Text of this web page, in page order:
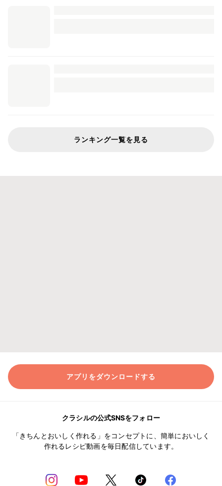
ランキング一覧を見る
アプリをダウンロードする
クラシルの公式SNSをフォロー
「きちんとおいしく作れる」をコンセプトに、簡単においしく
作れるレシピ動画を毎日配信しています。